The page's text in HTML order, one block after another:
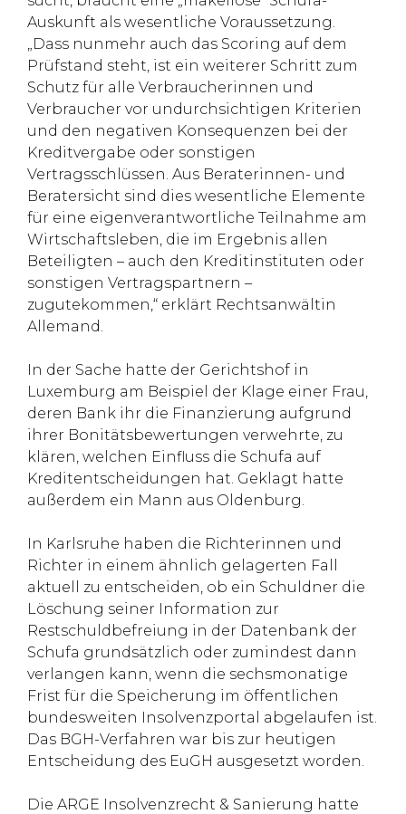
Auskunft als wesentliche Voraussetzung.
„Dass nunmehr auch das Scoring auf dem
Prüfstand steht, ist ein weiterer Schritt zum
Schutz für alle Verbraucherinnen und
Verbraucher vor undurchsichtigen Kriterien
und den negativen Konsequenzen bei der
Kreditvergabe oder sonstigen
Vertragsschlüssen. Aus Beraterinnen- und
Beratersicht sind dies wesentliche Elemente
für eine eigenverantwortliche Teilnahme am
Wirtschaftsleben, die im Ergebnis allen
Beteiligten – auch den Kreditinstituten oder
sonstigen Vertragspartnern –
zugutekommen,“ erklärt Rechtsanwältin
Allemand.
In der Sache hatte der Gerichtshof in
Luxemburg am Beispiel der Klage einer Frau,
deren Bank ihr die Finanzierung aufgrund
ihrer Bonitätsbewertungen verwehrte, zu
klären, welchen Einfluss die Schufa auf
Kreditentscheidungen hat. Geklagt hatte
außerdem ein Mann aus Oldenburg.
In Karlsruhe haben die Richterinnen und
Richter in einem ähnlich gelagerten Fall
aktuell zu entscheiden, ob ein Schuldner die
Löschung seiner Information zur
Restschuldbefreiung in der Datenbank der
Schufa grundsätzlich oder zumindest dann
verlangen kann, wenn die sechsmonatige
Frist für die Speicherung im öffentlichen
bundesweiten Insolvenzportal abgelaufen ist.
Das BGH-Verfahren war bis zur heutigen
Entscheidung des EuGH ausgesetzt worden.
Die ARGE Insolvenzrecht & Sanierung hatte